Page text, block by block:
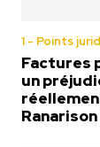
1 - Points
Factures
un